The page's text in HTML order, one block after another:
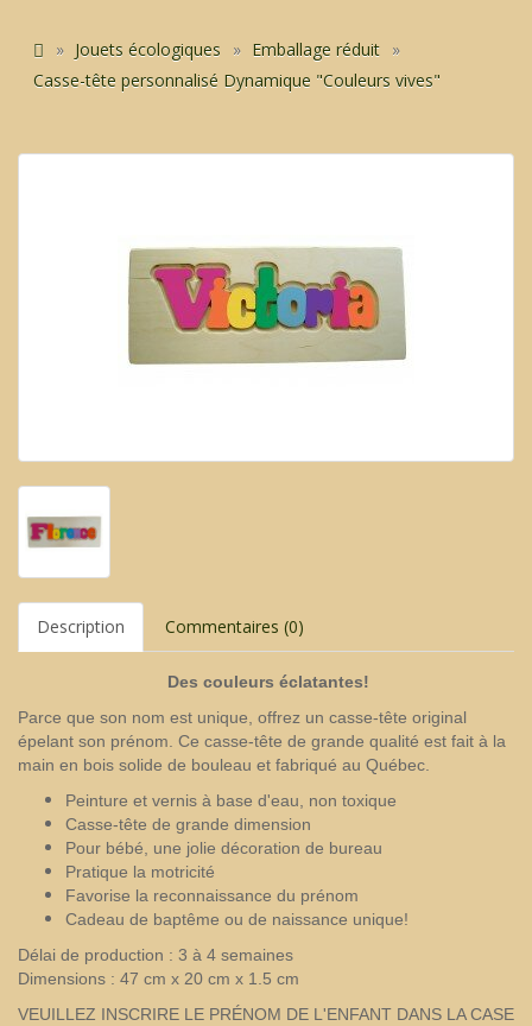
Jouets écologiques
Emballage réduit
Casse-tête personnalisé Dynamique "Couleurs vives"
Description Commentaires (0)
Des couleurs éclatantes!
Parce que son nom est unique, offrez un casse-tête original
épelant son prénom. Ce casse-tête de grande qualité est fait à la
main en bois solide de bouleau et fabriqué au Québec.
Peinture et vernis à base d'eau, non toxique
Casse-tête de grande dimension
Pour bébé, une jolie décoration de bureau
Pratique la motricité
Favorise la reconnaissance du prénom
Cadeau de baptême ou de naissance unique!
Délai de production : 3 à 4 semaines
Dimensions : 47 cm x 20 cm x 1.5 cm
VEUILLEZ INSCRIRE LE PRÉNOM DE L'ENFANT DANS LA CASE